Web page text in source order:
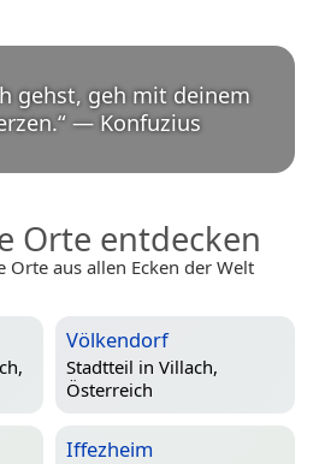
gehst, geh mit deinem
“ — Konfuzius
Orte entdecken
Orte aus allen Ecken der Welt
Völkendorf
Stadtteil in Villach,
Österreich
Iffezheim